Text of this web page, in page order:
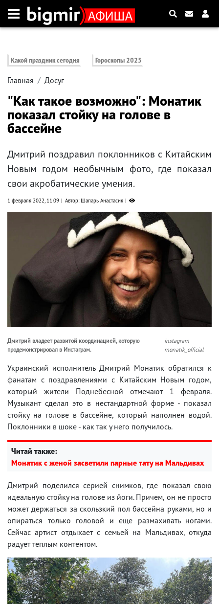
Какой праздник сегодня Гороскопы 2025
Главная Досуг
"Как такое возможно": Монатик
показал стойку на голове в
бассейне
Дмитрий поздравил поклонников с Китайским
Новым годом необычным фото, где показал
свои акробатические умения.
1 февраля 2022, 11:09 Автор: Шапарь Анастасия
Дмитрий владеет развитой координацией, которую
продемонстрировал в Инстаграм.
instagram
monatik_official
Украинский исполнитель Дмитрий Монатик обратился к
фанатам с поздравлениями с Китайским Новым годом,
который жители Поднебесной отмечают 1 февраля.
Музыкант сделал это в нестандартной форме - показал
стойку на голове в бассейне, который наполнен водой.
Поклонники в шоке - как так у него получилось.
Читай также:
Монатик с женой засветили парные тату на Мальдивах
Дмитрий поделился серией снимков, где показал свою
идеальную стойку на голове из йоги. Причем, он не просто
может держаться за скользкий пол бассейна руками, но и
опираться только головой и еще размахивать ногами.
Сейчас артист отдыхает с семьей на Мальдивах, откуда
радует теплым контентом.